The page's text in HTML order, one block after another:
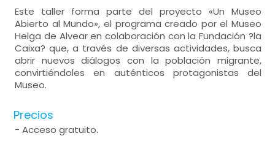
Este taller forma parte del proyecto «Un Museo
Abierto al Mundo», el programa creado por el Museo
Helga de Alvear en colaboración con la Fundación ?la
Caixa? que, a través de diversas actividades, busca
abrir nuevos diálogos con la población migrante,
convirtiéndoles en auténticos protagonistas del
Museo.
Precios
- Acceso gratuito.